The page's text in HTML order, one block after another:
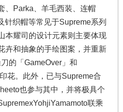
、Parka、羊毛西装、连帽
针织帽等常见于Supreme系列
本耀司的设计元素则主要体现
卉和抽象的手绘图案，并重新
的「GameOver」和
花。此外，已与Supreme合
也参与其中，并将极具个
联乘